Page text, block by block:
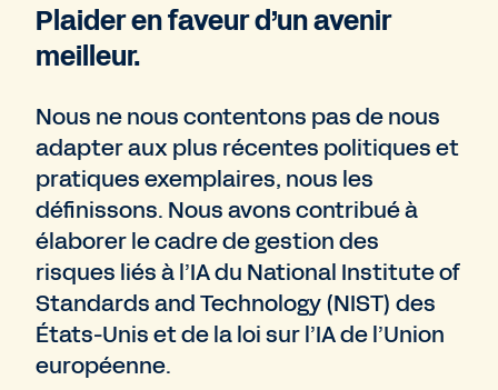
Plaider en faveur d’un avenir
meilleur.
Nous ne nous contentons pas de nous
adapter aux plus récentes politiques et
pratiques exemplaires, nous les
définissons. Nous avons contribué à
élaborer le cadre de gestion des
risques liés à l’IA du National Institute of
Standards and Technology (NIST) des
États-Unis et de la loi sur l’IA de l’Union
européenne.